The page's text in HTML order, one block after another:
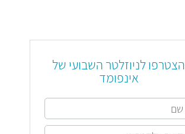
הצטרפו לניוזלטר השבועי של
אינפומד